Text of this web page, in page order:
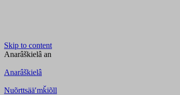
Skip to content
Anarâškielâ an
Anarâškielâ
Nuõrttsääʹmǩiõll